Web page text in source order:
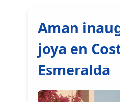
Aman
joya en
Esmeralda